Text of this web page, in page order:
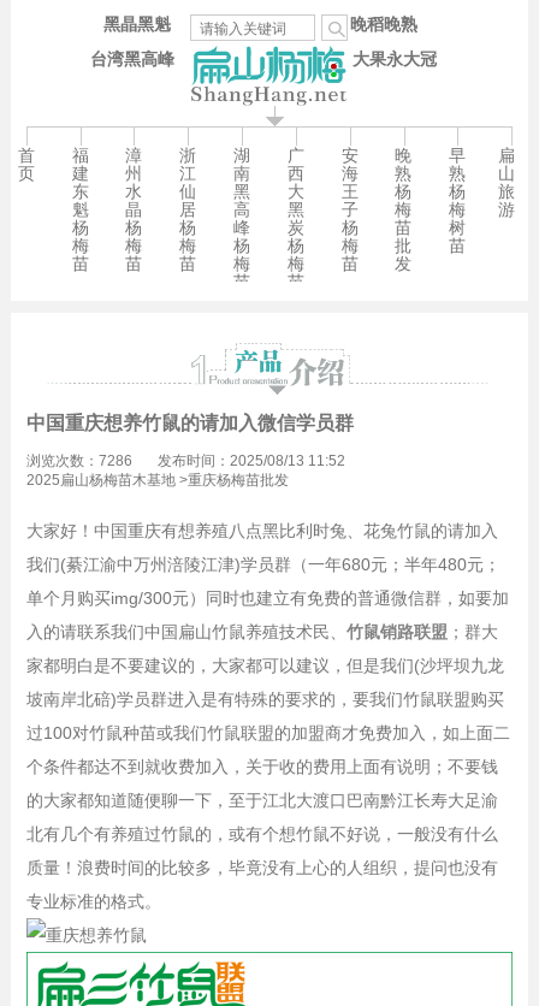
台湾黑高峰
晚稻晚熟
大果永大冠
黑晶黑魁
首
页
福
建
东
魁
杨
梅
苗
漳
州
水
晶
杨
梅
苗
浙
江
仙
居
杨
梅
苗
湖
南
黑
高
峰
杨
梅
苗
广
西
大
黑
炭
杨
梅
苗
安
海
王
子
杨
梅
苗
晚
熟
杨
梅
苗
批
发
早
熟
杨
梅
树
苗
扁
山
旅
游
中国重庆想养竹鼠的请加入微信学员群
浏览次数：7286
发布时间：2025/08/13 11:52
2025扁山杨梅苗木基地>重庆杨梅苗批发
大家好！中国重庆有想养殖八点黑比利时兔、花兔竹鼠的请加入
我们(綦江渝中万州涪陵江津)学员群（一年680元；半年480元；
单个月购买img/300元）同时也建立有免费的普通微信群，如要加
入的请联系我们中国扁山竹鼠养殖技术民、 竹鼠销路联盟 ；群大
家都明白是不要建议的，大家都可以建议，但是我们(沙坪坝九龙
坡南岸北碚)学员群进入是有特殊的要求的，要我们竹鼠联盟购买
过100对竹鼠种苗或我们竹鼠联盟的加盟商才免费加入，如上面二
个条件都达不到就收费加入，关于收的费用上面有说明；不要钱
的大家都知道随便聊一下，至于江北大渡口巴南黔江长寿大足渝
北有几个有养殖过竹鼠的，或有个想竹鼠不好说，一般没有什么
质量！浪费时间的比较多，毕竟没有上心的人组织，提问也没有
专业标准的格式。